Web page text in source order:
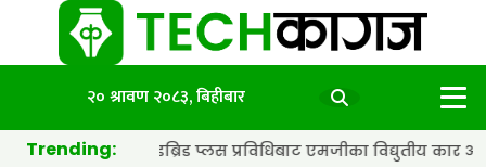
२० श्रावण २०८३, बिहीबार
Trending:
र हाइब्रिड प्लस प्रविधिबाट एमजीका विद्युतीय कार अझ छिटा र